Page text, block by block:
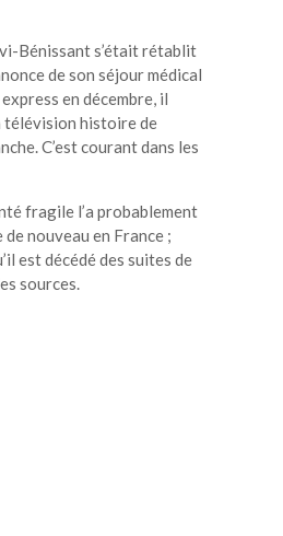
Bénissant s’était rétablit
de son séjour médical
en décembre, il
télévision histoire de
C’est courant dans les
fragile l’a probablement
nouveau en France ;
est décédé des suites de
sources.